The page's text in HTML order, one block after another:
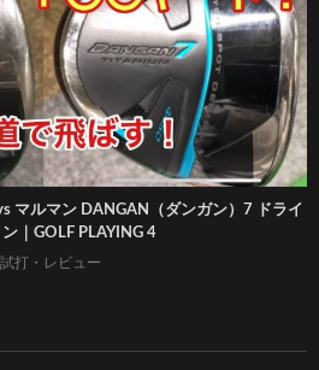
マルマン DANGAN（ダンガン）7 ドライ
｜GOLF PLAYING 4
打・レビュー